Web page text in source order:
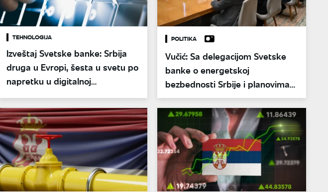
TEHNOLOGIJA
Izveštaj Svetske banke: Srbija
druga u Evropi, šesta u svetu po
napretku u digitalnoj
POLITIKA
Vučić: Sa delegacijom Svetske
banke o energetskoj
bezbednosti Srbije i planovima
za brzi razvoj